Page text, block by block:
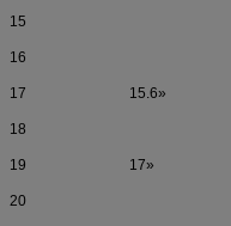
15
16
17 15.6»
18
19 17»
20